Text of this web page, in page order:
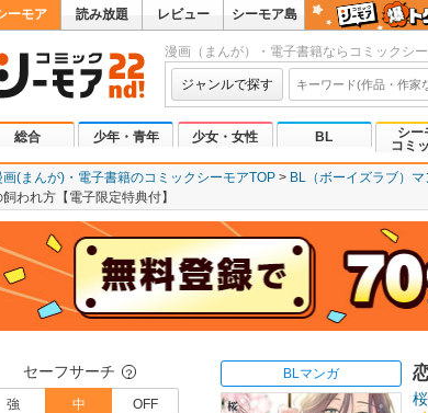
ーモア 読み放題 レビュー シーモア島
漫画（まんが）・電子書籍ならコミックシー
ジャンルで探す
総合 少年・青年 少女・女性 BL
シー
コミ
画(まんが)・電子書籍のコミックシーモアTOP BL（ボーイズラブ）マ
飼われ方【電子限定特典付】
セーフサーチ ？
強 中 OFF
BLマンガ